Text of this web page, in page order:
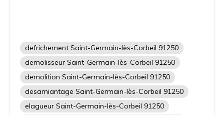
defrichement Saint-Germain-lès-Corbeil 91250
demolisseur Saint-Germain-lès-Corbeil 91250
demolition Saint-Germain-lès-Corbeil 91250
desamiantage Saint-Germain-lès-Corbeil 91250
elagueur Saint-Germain-lès-Corbeil 91250